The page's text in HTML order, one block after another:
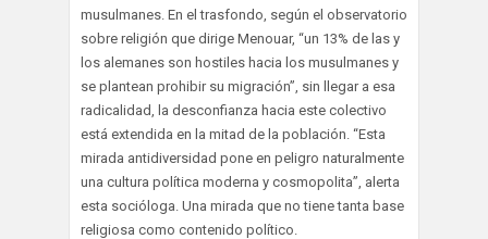
musulmanes. En el trasfondo, según el observatorio
sobre religión que dirige Menouar, “un 13% de las y
los alemanes son hostiles hacia los musulmanes y
se plantean prohibir su migración”, sin llegar a esa
radicalidad, la desconfianza hacia este colectivo
está extendida en la mitad de la población. “Esta
mirada antidiversidad pone en peligro naturalmente
una cultura política moderna y cosmopolita”, alerta
esta socióloga. Una mirada que no tiene tanta base
religiosa como contenido político.